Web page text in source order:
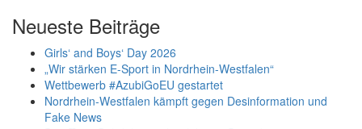
Neueste Beiträge
Girls‘ and Boys‘ Day 2026
„Wir stärken E-Sport in Nordrhein-Westfalen“
Wettbewerb #AzubiGoEU gestartet
Nordrhein-Westfalen kämpft gegen Desinformation und
Fake News